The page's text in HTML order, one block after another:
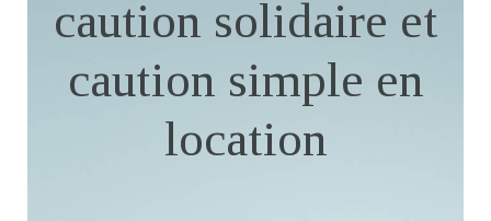
caution solidaire et
caution simple en
location